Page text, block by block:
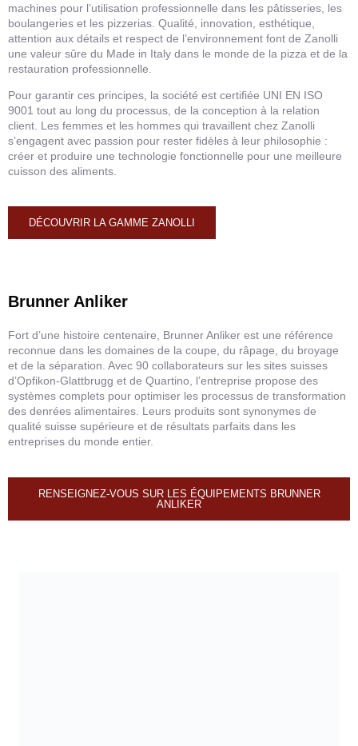
machines pour l’utilisation professionnelle dans les pâtisseries, les
boulangeries et les pizzerias. Qualité, innovation, esthétique,
attention aux détails et respect de l’environnement font de Zanolli
une valeur sûre du Made in Italy dans le monde de la pizza et de la
restauration professionnelle.
Pour garantir ces principes, la société est certifiée UNI EN ISO
9001 tout au long du processus, de la conception à la relation
client. Les femmes et les hommes qui travaillent chez Zanolli
s’engagent avec passion pour rester fidèles à leur philosophie :
créer et produire une technologie fonctionnelle pour une meilleure
cuisson des aliments.
DÉCOUVRIR LA GAMME ZANOLLI
Brunner Anliker
Fort d’une histoire centenaire, Brunner Anliker est une référence
reconnue dans les domaines de la coupe, du râpage, du broyage
et de la séparation. Avec 90 collaborateurs sur les sites suisses
d’Opfikon-Glattbrugg et de Quartino, l’entreprise propose des
systèmes complets pour optimiser les processus de transformation
des denrées alimentaires. Leurs produits sont synonymes de
qualité suisse supérieure et de résultats parfaits dans les
entreprises du monde entier.
RENSEIGNEZ-VOUS SUR LES ÉQUIPEMENTS BRUNNER
ANLIKER